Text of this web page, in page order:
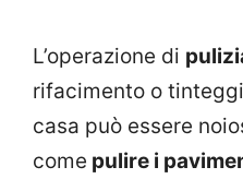
L’operazione di
rifacimento o
casa può essere
come pulire i